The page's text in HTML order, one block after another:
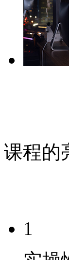
课程的
1